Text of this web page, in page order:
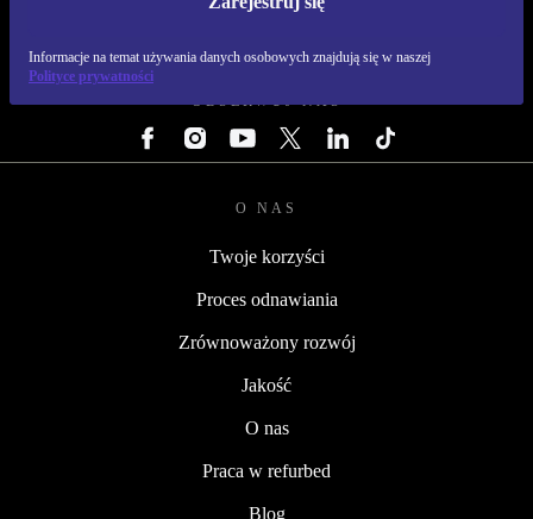
Informacje na temat używania danych osobowych znajdują się w naszej
Polityce prywatności
OBSERWUJ NAS
O NAS
Twoje korzyści
Proces odnawiania
Zrównoważony rozwój
Jakość
O nas
Praca w refurbed
Blog